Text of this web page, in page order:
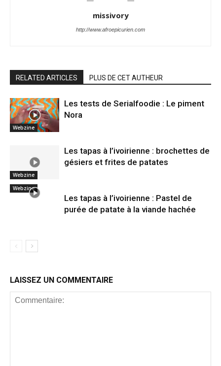
missivory
http://www.afroepicurien.com
RELATED ARTICLES PLUS DE CET AUTHEUR
Webzine
Les tests de Serialfoodie : Le piment
Nora
Webzine
Les tapas à l’ivoirienne : brochettes de
gésiers et frites de patates
Webzine
Les tapas à l’ivoirienne : Pastel de
purée de patate à la viande hachée
LAISSEZ UN COMMENTAIRE